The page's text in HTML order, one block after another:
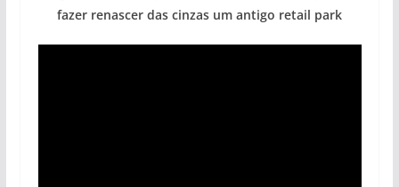
fazer renascer das cinzas um antigo retail park